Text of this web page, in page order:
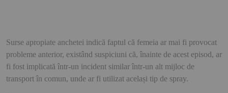
Surse apropiate anchetei indică faptul că femeia ar mai fi provocat
probleme anterior, existând suspiciuni că, înainte de acest episod, ar
fi fost implicată într-un incident similar într-un alt mijloc de
transport în comun, unde ar fi utilizat același tip de spray.